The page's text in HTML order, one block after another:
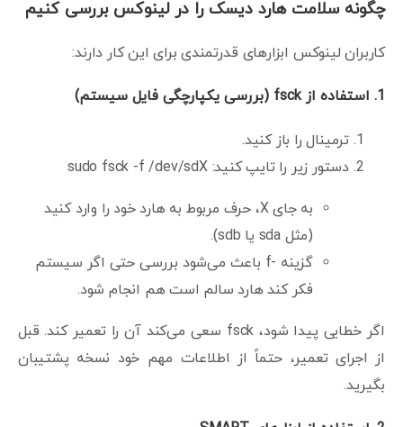
چگونه سلامت هارد دیسک را در لینوکس بررسی کنیم
کاربران لینوکس ابزارهای قدرتمندی برای این کار دارند:
1. استفاده ازfsck ( بررسی یکپارچگی فایل سیستم)
ترمینال را باز کنید.
دستور زیر را تایپ کنید: sudo fsck -f /dev/sdX
به جای X، حرف مربوط به هارد خود را وارد کنید
(مثل sda یا sdb).
گزینه -f باعث می‌شود بررسی حتی اگر سیستم
فکر کند هارد سالم است هم انجام شود.
اگر خطایی پیدا شود، fsck سعی می‌کند آن را تعمیر کند. قبل
از اجرای تعمیر، حتماً از اطلاعات مهم خود نسخه پشتیبان
بگیرید.